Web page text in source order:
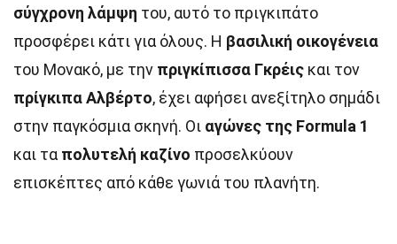
σύγχρονη λάμψη του, αυτό το πριγκιπάτο
προσφέρει κάτι για όλους. Η βασιλική οικογένεια
του Μονακό, με την πριγκίπισσα Γκρέις και τον
πρίγκιπα Αλβέρτο, έχει αφήσει ανεξίτηλο σημάδι
στην παγκόσμια σκηνή. Οι αγώνες της Formula 1
και τα πολυτελή καζίνο προσελκύουν
επισκέπτες από κάθε γωνιά του πλανήτη.